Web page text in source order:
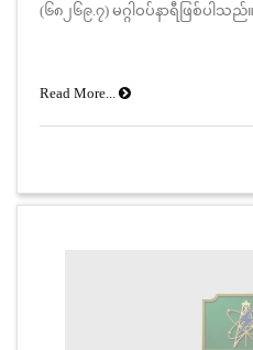
(၆၈၂၆၉.၇) မဂ္ဂါဝပ်နာရီဖြစ်ပါသည်။
Read More...